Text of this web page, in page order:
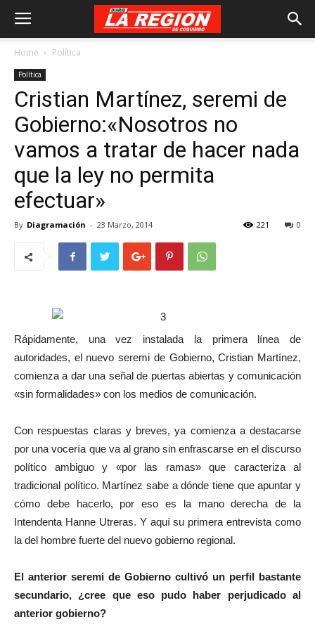
Home Política
Política
Cristian Martínez, seremi de
Gobierno:«Nosotros no
vamos a tratar de hacer nada
que la ley no permita
efectuar»
By Diagramación - 23 Marzo, 2014 0
221
Rápidamente, una vez instalada la primera línea de
autoridades, el nuevo seremi de Gobierno, Cristian Martínez,
comienza a dar una señal de puertas abiertas y comunicación
«sin formalidades» con los medios de comunicación.
Con respuestas claras y breves, ya comienza a destacarse
por una vocería que va al grano sin enfrascarse en el discurso
político ambiguo y «por las ramas» que caracteriza al
tradicional político. Martínez sabe a dónde tiene que apuntar y
cómo debe hacerlo, por eso es la mano derecha de la
Intendenta Hanne Utreras. Y aquí su primera entrevista como
la del hombre fuerte del nuevo gobierno regional.
El anterior seremi de Gobierno cultivó un perfil bastante
secundario, ¿cree que eso pudo haber perjudicado al
anterior gobierno?